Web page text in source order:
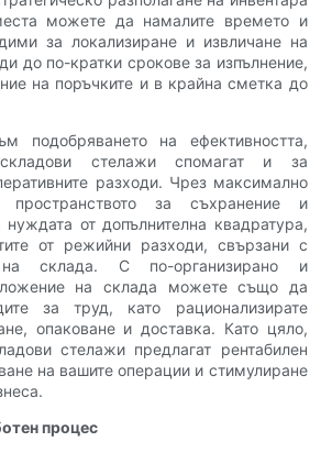
можете да намалите времето и
за локализиране и извличане на
до по-кратки срокове за изпълнение,
на поръчките и в крайна сметка до
подобряването на ефективността,
стелажи спомагат и за
разходи. Чрез максимално
пространството за съхранение и
от допълнителна квадратура,
от режийни разходи, свързани с
на склада. С по-организирано и
на склада можете също да
за труд, като рационализирате
опаковане и доставка. Като цяло,
стелажи предлагат рентабилен
на вашите операции и стимулиране
процес